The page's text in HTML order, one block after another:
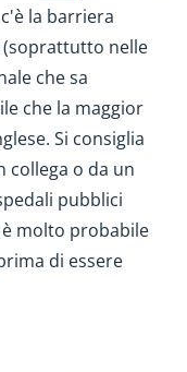
la barriera
(soprattutto nelle
che sa
che la maggior
Si consiglia
collega o da un
pubblici
molto probabile
di essere